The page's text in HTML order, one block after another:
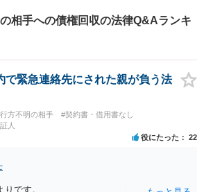
お、貸金返還請求事件の受任を前提とせず弁
任する弁護士は基本的にいないと思われま
相手への債権回収の法律Q&Aランキ
で緊急連絡先にされた親が負う法
方不明の相手
#契約書・借用書なし
人
役にたった 22
です。